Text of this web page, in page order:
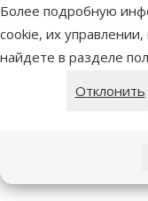
Более подробную
cookie, их
найдете в разделе
Отклонить